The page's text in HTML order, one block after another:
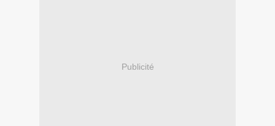
Publicité